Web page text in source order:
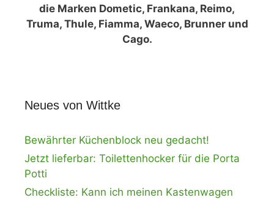
die Marken Dometic, Frankana, Reimo,
Truma, Thule, Fiamma, Waeco, Brunner und
Cago.
Neues von Wittke
Bewährter Küchenblock neu gedacht!
Jetzt lieferbar: Toilettenhocker für die Porta
Potti
Checkliste: Kann ich meinen Kastenwagen